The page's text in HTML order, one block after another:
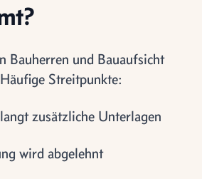
Bauherren und Bauaufsicht
Streitpunkte:
zusätzliche Unterlagen
wird abgelehnt